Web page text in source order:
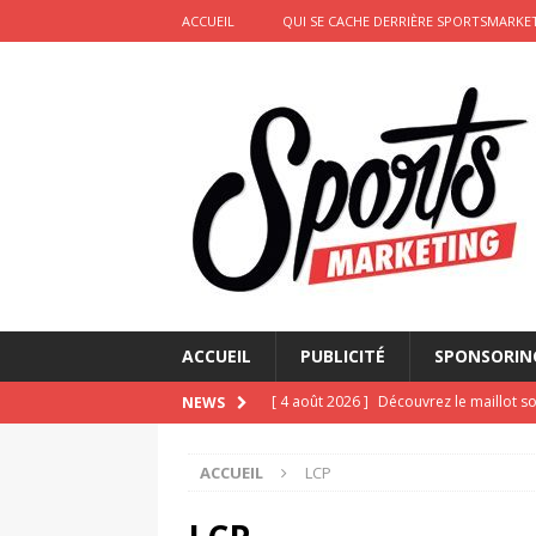
ACCUEIL QUI SE CACHE DERRIÈRE
ACCUEIL PUBLICITÉ
NEWS [ 4 août 2026 ] Découvrez le maillot
[ 2 août 2026 ]
ACCUEIL LCP